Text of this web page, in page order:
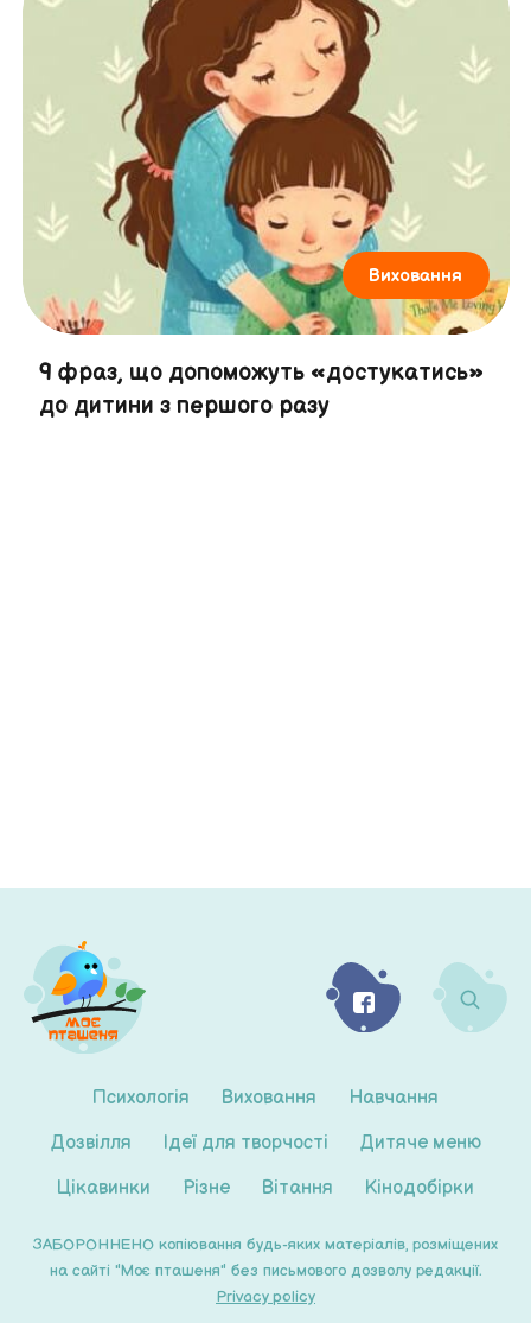
Виховання
9 фраз, що допоможуть «достукатись»
до дитини з першого разу
Психологія Виховання
Навчання
Дозвілля
Ідеї для творчості
Дитяче меню
Цікавинки
Різне Вітання Кінодобірки
ЗАБОРОННЕНО копіювання будь-яких матеріалів, розміщених
на сайті "Моє пташеня" без письмового дозволу редакції.
Privacy policy